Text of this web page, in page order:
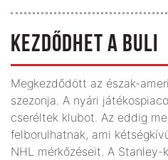
KEZDŐDHET A BULI
Megkezdődött az észak-
szezonja. A nyári
cseréltek klubot. Az eddig
felborulhatnak, ami
NHL mérkőzéseit. A Stanley-